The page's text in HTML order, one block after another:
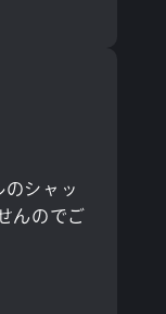
シャッ
んのでご